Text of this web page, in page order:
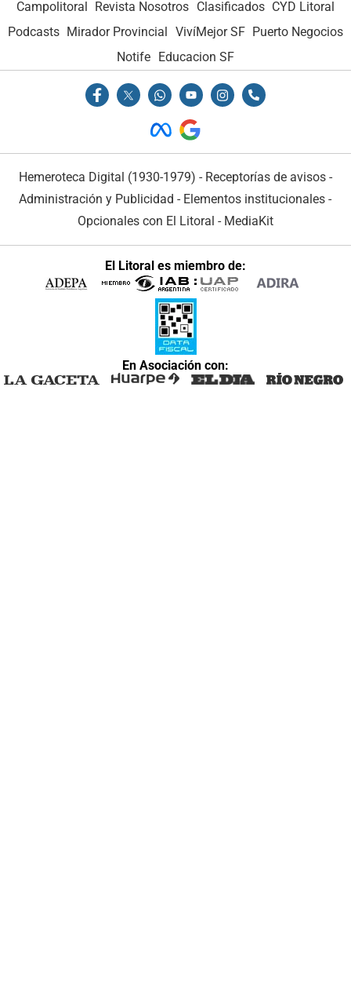
Campolitoral Revista Nosotros Clasificados CYD Litoral
Podcasts Mirador Provincial VivíMejor SF Puerto Negocios
Notife Educacion SF
Hemeroteca Digital (1930-1979) - Receptorías de avisos -
Administración y Publicidad - Elementos institucionales -
Opcionales con El Litoral - MediaKit
El Litoral es miembro de:
En Asociación con: